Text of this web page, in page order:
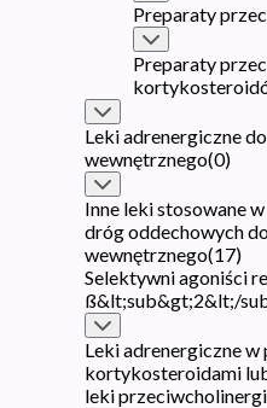
Preparaty
Preparaty
Leki adrenergiczne
wewnętrznego(0)
Inne leki stosowane
dróg oddechowych
wewnętrznego(17)
Selektywni agoniści
ß&lt;sub&gt;2&lt;/
Leki adrenergiczne w
kortykosteroidami
leki